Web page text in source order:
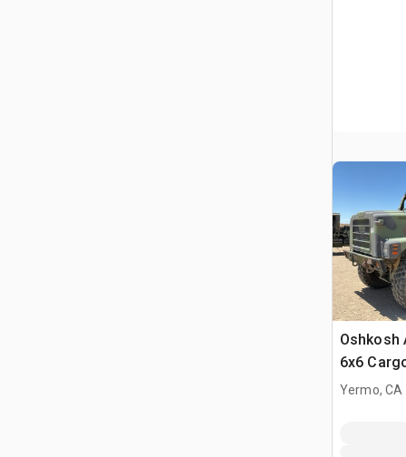
Oshkosh
6x6
Yermo, CA